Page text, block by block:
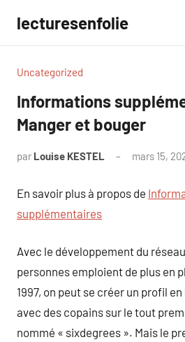
contenu
lecturesenfolie
Uncategorized
Informations
Manger et bouger
par Louise KESTEL mars 15,
En savoir plus à propos de
supplémentaires
Avec le développement du
personnes emploient de plus en
1997, on peut se créer un profil
avec des copains sur le tout
nommé « sixdegrees ». Mais le